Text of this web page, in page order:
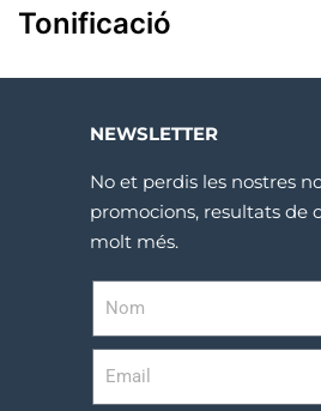
Tonificació
NEWSLETTER
No et perdis les nostres
promocions, resultats de
molt més.